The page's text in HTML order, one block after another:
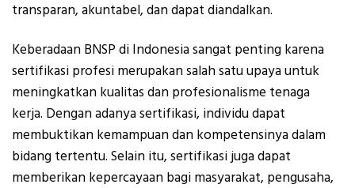
transparan, akuntabel, dan dapat diandalkan.
Keberadaan BNSP di Indonesia sangat penting karena
sertifikasi profesi merupakan salah satu upaya untuk
meningkatkan kualitas dan profesionalisme tenaga
kerja. Dengan adanya sertifikasi, individu dapat
membuktikan kemampuan dan kompetensinya dalam
bidang tertentu. Selain itu, sertifikasi juga dapat
memberikan kepercayaan bagi masyarakat, pengusaha,